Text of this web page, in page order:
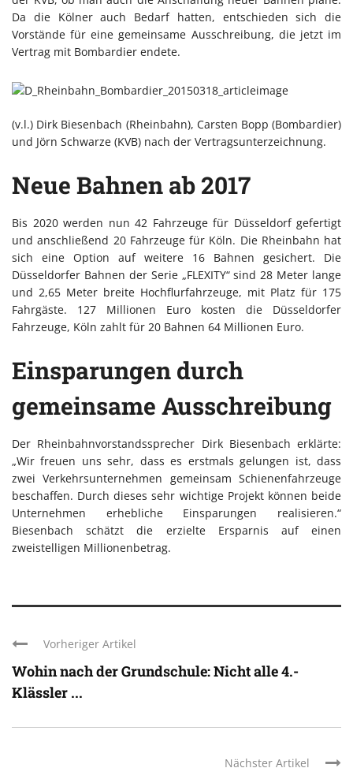
Da die Kölner auch Bedarf hatten, entschieden sich die
Vorstände für eine gemeinsame Ausschreibung, die jetzt im
Vertrag mit Bombardier endete.
(v.l.) Dirk Biesenbach (Rheinbahn), Carsten Bopp (Bombardier)
und Jörn Schwarze (KVB) nach der Vertragsunterzeichnung.
Neue Bahnen ab 2017
Bis 2020 werden nun 42 Fahrzeuge für Düsseldorf gefertigt
und anschließend 20 Fahrzeuge für Köln. Die Rheinbahn hat
sich eine Option auf weitere 16 Bahnen gesichert. Die
Düsseldorfer Bahnen der Serie „FLEXITY“ sind 28 Meter lange
und 2,65 Meter breite Hochflurfahrzeuge, mit Platz für 175
Fahrgäste. 127 Millionen Euro kosten die Düsseldorfer
Fahrzeuge, Köln zahlt für 20 Bahnen 64 Millionen Euro.
Einsparungen durch
gemeinsame Ausschreibung
Der Rheinbahnvorstandssprecher Dirk Biesenbach erklärte:
„Wir freuen uns sehr, dass es erstmals gelungen ist, dass
zwei Verkehrsunternehmen gemeinsam Schienenfahrzeuge
beschaffen. Durch dieses sehr wichtige Projekt können beide
Unternehmen erhebliche Einsparungen realisieren.“
Biesenbach schätzt die erzielte Ersparnis auf einen
zweistelligen Millionenbetrag.
Vorheriger Artikel
Wohin nach der Grundschule: Nicht alle 4.-
Klässler ...
Nächster Artikel